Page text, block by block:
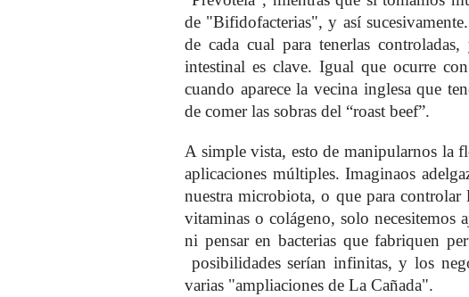
de "Bifidofacterias", y así
de cada cual para tenerlas
intestinal es clave. Igual que ocurre
cuando aparece la vecina inglesa que
de comer las sobras del “roast beef”.
A simple vista, esto de manipularnos la
aplicaciones múltiples. Imaginaos
nuestra microbiota, o que para
vitaminas o colágeno, solo necesitemos
ni pensar en bacterias que fabriquen
posibilidades serían infinitas, y los
varias "ampliaciones de La Cañada".